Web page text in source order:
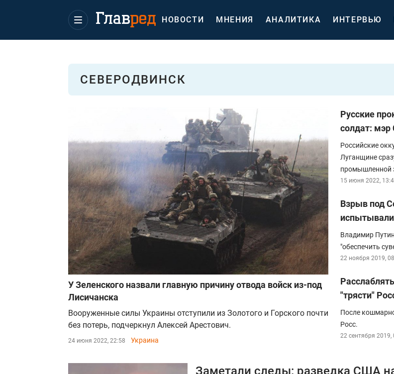
НОВОСТИ МНЕНИЯ АНАЛИТИКА ИНТЕРВЬЮ
СЕВЕРОДВИНСК
У Зеленского назвали главную причину отвода войск из-под
Лисичанска
Вооруженные силы Украины отступили из Золотого и Горского почти
без потерь, подчеркнул Алексей Арестович.
24 июня 2022, 22:58 Украина
Русские
солдат: мэр
Российские
Луганщине
промышленной
15 июня 2022,
Взрыв под
Владимир
"обеспечить
22 ноября 2019,
"трясти"
После
Росс.
22 сентября 2019,
Заметали следы: разведка США